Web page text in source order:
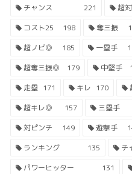
チャンス
221 超
コスト25
198 奪三振
超ノビ◎
185 一塁手
超奪三振◎
179 中堅手
走塁 171 キレ 170
超キレ◎
157 三塁手
対ピンチ
149 遊撃手
ランキング
135 チ
パワーヒッター
131